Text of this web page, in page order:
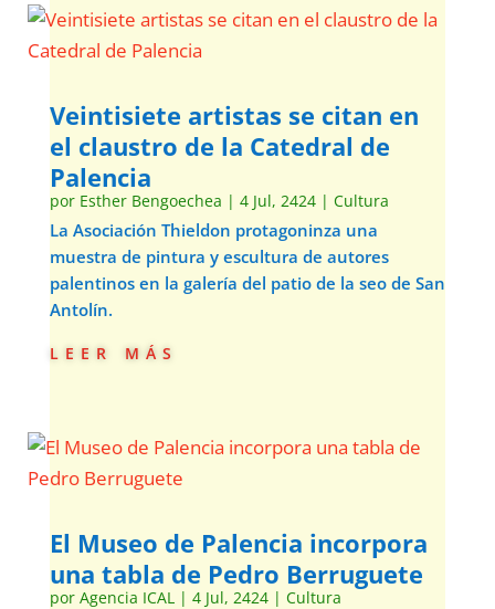
Veintisiete artistas se citan en
el claustro de la Catedral de
Palencia
por Esther Bengoechea | 4 Jul, 2424| Cultura
La Asociación Thieldon protagoninza una
muestra de pintura y escultura de autores
palentinos en la galería del patio de la seo de San
Antolín.
leer más
El Museo de Palencia incorpora
una tabla de Pedro Berruguete
por Agencia ICAL| 4 Jul, 2424| Cultura